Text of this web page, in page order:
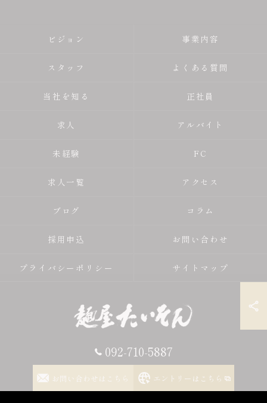
092-710-5887
お問い合わせはこちら エントリーはこちら
ビジョン 事業内容
スタッフ よくある質問
当社を知る 正社員
求人 アルバイト
未経験 FC
求人一覧 アクセス
ブログ コラム
採用申込 お問い合わせ
プライバシーポリシー サイトマップ
RIGHTS RESERVED.